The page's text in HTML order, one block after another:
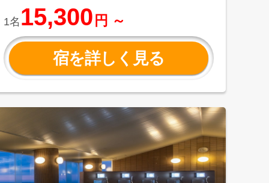
1名 15,300 円 ～
宿を詳しく見る